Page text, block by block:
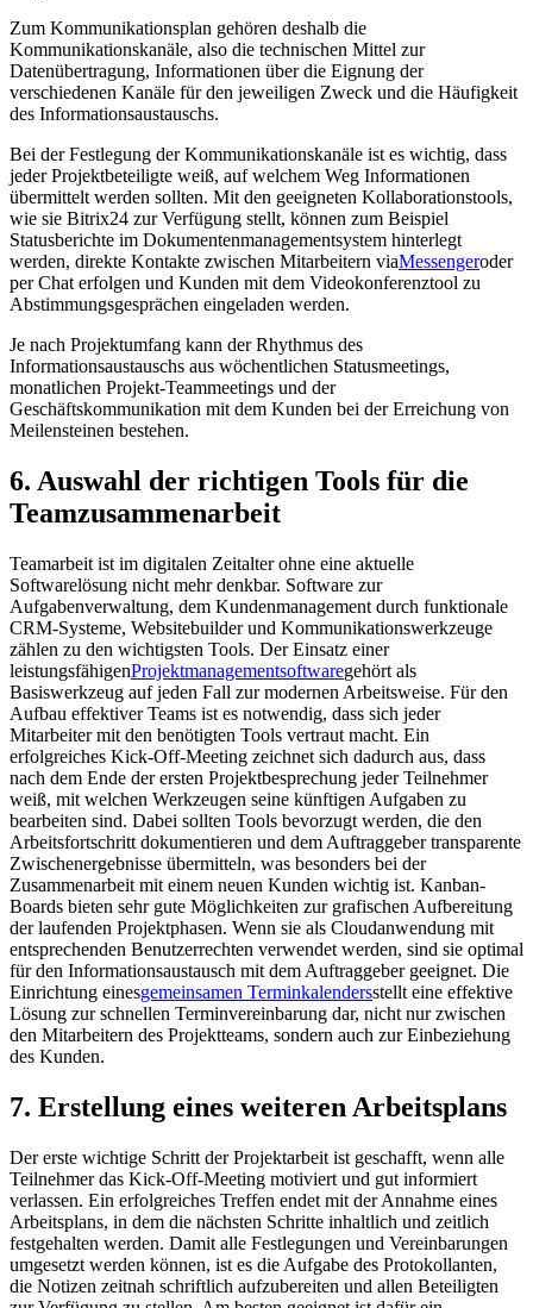
Zum Kommunikationsplan gehören deshalb die
Kommunikationskanäle, also die technischen Mittel zur
Datenübertragung, Informationen über die Eignung der
verschiedenen Kanäle für den jeweiligen Zweck und die Häufigkeit
des Informationsaustauschs.
Bei der Festlegung der Kommunikationskanäle ist es wichtig, dass
jeder Projektbeteiligte weiß, auf welchem Weg Informationen
übermittelt werden sollten. Mit den geeigneten Kollaborationstools,
wie sie Bitrix24 zur Verfügung stellt, können zum Beispiel
Statusberichte im Dokumentenmanagementsystem hinterlegt
werden, direkte Kontakte zwischen Mitarbeitern viaMessengeroder
per Chat erfolgen und Kunden mit dem Videokonferenztool zu
Abstimmungsgesprächen eingeladen werden.
Je nach Projektumfang kann der Rhythmus des
Informationsaustauschs aus wöchentlichen Statusmeetings,
monatlichen Projekt-Teammeetings und der
Geschäftskommunikation mit dem Kunden bei der Erreichung von
Meilensteinen bestehen.
6. Auswahl der richtigen Tools für die
Teamzusammenarbeit
Teamarbeit ist im digitalen Zeitalter ohne eine aktuelle
Softwarelösung nicht mehr denkbar. Software zur
Aufgabenverwaltung, dem Kundenmanagement durch funktionale
CRM-Systeme, Websitebuilder und Kommunikationswerkzeuge
zählen zu den wichtigsten Tools. Der Einsatz einer
leistungsfähigenProjektmanagementsoftwaregehört als
Basiswerkzeug auf jeden Fall zur modernen Arbeitsweise. Für den
Aufbau effektiver Teams ist es notwendig, dass sich jeder
Mitarbeiter mit den benötigten Tools vertraut macht. Ein
erfolgreiches Kick-Off-Meeting zeichnet sich dadurch aus, dass
nach dem Ende der ersten Projektbesprechung jeder Teilnehmer
weiß, mit welchen Werkzeugen seine künftigen Aufgaben zu
bearbeiten sind. Dabei sollten Tools bevorzugt werden, die den
Arbeitsfortschritt dokumentieren und dem Auftraggeber transparente
Zwischenergebnisse übermitteln, was besonders bei der
Zusammenarbeit mit einem neuen Kunden wichtig ist. Kanban-
Boards bieten sehr gute Möglichkeiten zur grafischen Aufbereitung
der laufenden Projektphasen. Wenn sie als Cloudanwendung mit
entsprechenden Benutzerrechten verwendet werden, sind sie optimal
für den Informationsaustausch mit dem Auftraggeber geeignet. Die
Einrichtung einesgemeinsamen Terminkalendersstellt eine effektive
Lösung zur schnellen Terminvereinbarung dar, nicht nur zwischen
den Mitarbeitern des Projektteams, sondern auch zur Einbeziehung
des Kunden.
7. Erstellung eines weiteren Arbeitsplans
Der erste wichtige Schritt der Projektarbeit ist geschafft, wenn alle
Teilnehmer das Kick-Off-Meeting motiviert und gut informiert
verlassen. Ein erfolgreiches Treffen endet mit der Annahme eines
Arbeitsplans, in dem die nächsten Schritte inhaltlich und zeitlich
festgehalten werden. Damit alle Festlegungen und Vereinbarungen
umgesetzt werden können, ist es die Aufgabe des Protokollanten,
die Notizen zeitnah schriftlich aufzubereiten und allen Beteiligten